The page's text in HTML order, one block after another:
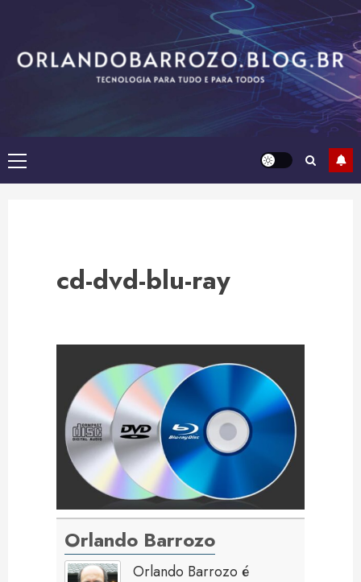
content
Primary
Menu
cd-dvd-blu-ray
Orlando Barrozo
Orlando Barrozo é